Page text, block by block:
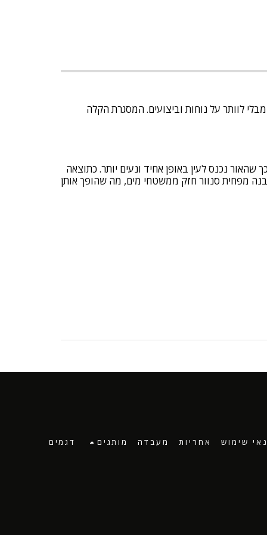
לוותר על נוחות וביצועים. המסגרת הקלה
נכנס לעין באופן אחיד ונעים יותר. כתוצאה
מפחית סנוור חזק ממשטחי מים, מה שהופך אותן
שימוש אחריות מעבדה מותגים דגמים